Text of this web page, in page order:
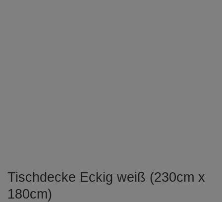
Tischdecke Eckig weiß (230cm x
180cm)